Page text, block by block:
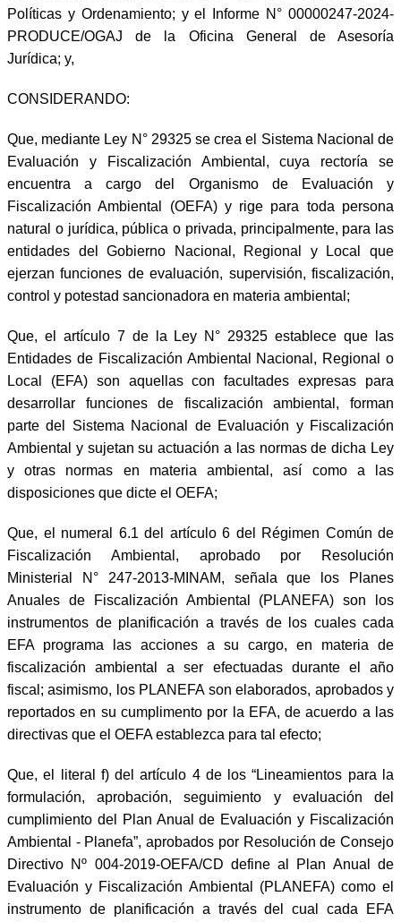
Políticas y Ordenamiento; y el Informe N° 00000247-2024-
PRODUCE/OGAJ de la Oficina General de Asesoría
Jurídica; y,
CONSIDERANDO:
Que, mediante Ley N° 29325 se crea el Sistema Nacional de
Evaluación y Fiscalización Ambiental, cuya rectoría se
encuentra a cargo del Organismo de Evaluación y
Fiscalización Ambiental (OEFA) y rige para toda persona
natural o jurídica, pública o privada, principalmente, para las
entidades del Gobierno Nacional, Regional y Local que
ejerzan funciones de evaluación, supervisión, fiscalización,
control y potestad sancionadora en materia ambiental;
Que, el artículo 7 de la Ley N° 29325 establece que las
Entidades de Fiscalización Ambiental Nacional, Regional o
Local (EFA) son aquellas con facultades expresas para
desarrollar funciones de fiscalización ambiental, forman
parte del Sistema Nacional de Evaluación y Fiscalización
Ambiental y sujetan su actuación a las normas de dicha Ley
y otras normas en materia ambiental, así como a las
disposiciones que dicte el OEFA;
Que, el numeral 6.1 del artículo 6 del Régimen Común de
Fiscalización Ambiental, aprobado por Resolución
Ministerial N° 247-2013-MINAM, señala que los Planes
Anuales de Fiscalización Ambiental (PLANEFA) son los
instrumentos de planificación a través de los cuales cada
EFA programa las acciones a su cargo, en materia de
fiscalización ambiental a ser efectuadas durante el año
fiscal; asimismo, los PLANEFA son elaborados, aprobados y
reportados en su cumplimento por la EFA, de acuerdo a las
directivas que el OEFA establezca para tal efecto;
Que, el literal f) del artículo 4 de los “Lineamientos para la
formulación, aprobación, seguimiento y evaluación del
cumplimiento del Plan Anual de Evaluación y Fiscalización
Ambiental - Planefa”, aprobados por Resolución de Consejo
Directivo Nº 004-2019-OEFA/CD define al Plan Anual de
Evaluación y Fiscalización Ambiental (PLANEFA) como el
instrumento de planificación a través del cual cada EFA